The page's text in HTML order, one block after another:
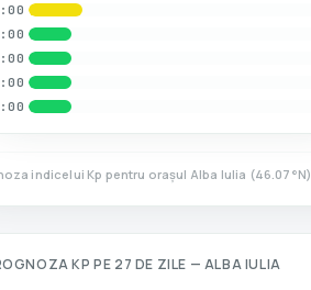
indicelui Kp pentru orașul Alba Iulia (46.07 °N)
KP PE 27 DE ZILE — ALBA IULIA